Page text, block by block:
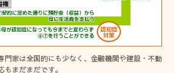
門家は全国的にも少なく、金融機関や建設・不動
まだまだです。